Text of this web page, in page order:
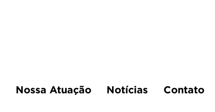
Nossa Atuação Notícias Contato